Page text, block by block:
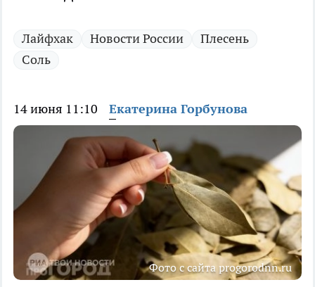
Лайфхак Новости России
Плесень
Соль
14 июня 11:10 Екатерина Горбунова
Фото с сайта progorodnn.ru